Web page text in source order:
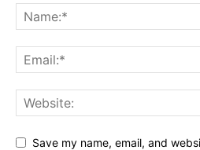
Save my name, email, and